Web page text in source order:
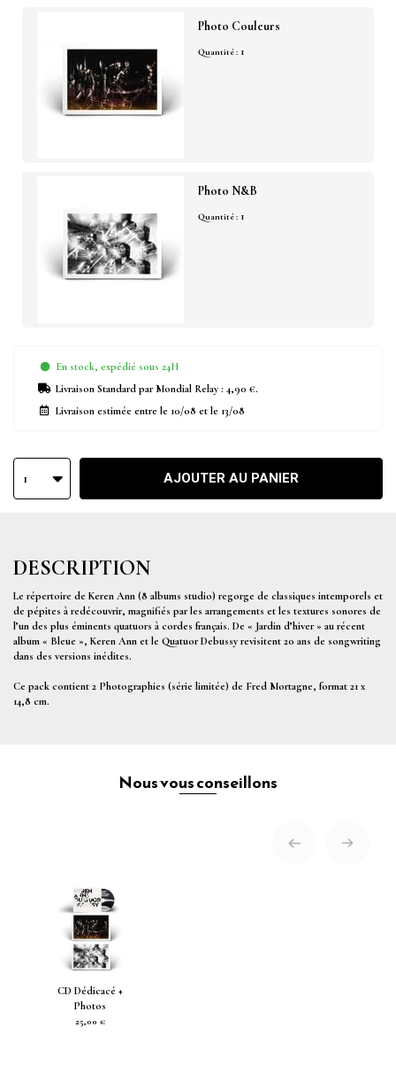
Photo Couleurs
Quantité : 1
Photo N&B
Quantité : 1
En stock, expédié sous 24H
Livraison Standard par Mondial Relay : 4,90 €.
Livraison estimée entre le 10/08 et le 13/08
1 AJOUTER AU PANIER
DESCRIPTION
Le répertoire de Keren Ann (8 albums studio) regorge de classiques intemporels et
de pépites à redécouvrir, magnifiés par les arrangements et les textures sonores de
l’un des plus éminents quatuors à cordes français. De « Jardin d’hiver » au récent
album « Bleue », Keren Ann et le Quatuor Debussy revisitent 20 ans de songwriting
dans des versions inédites.
Ce pack contient 2 Photographies (série limitée) de Fred Mortagne, format 21 x
14,8 cm.
Nous vous conseillons
CD Dédicacé +
Photos
25,00 €